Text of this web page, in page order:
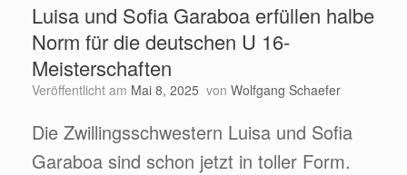
Luisa und Sofia Garaboa erfüllen halbe
Norm für die deutschen U 16-
Meisterschaften
Veröffentlicht am Mai 8, 2025 von Wolfgang Schaefer
Die Zwillingsschwestern Luisa und Sofia
Garaboa sind schon jetzt in toller Form.